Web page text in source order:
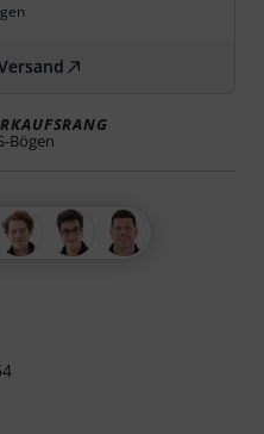
Bögen